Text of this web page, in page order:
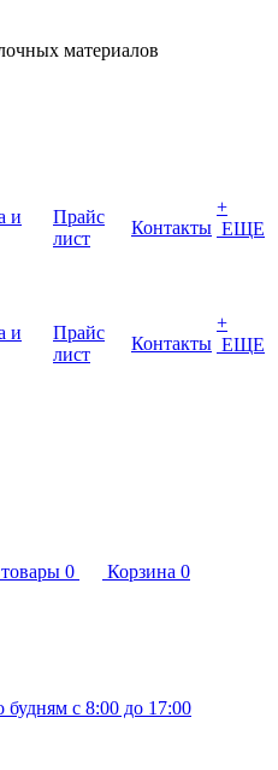
материалов
и
Прайс
лист
Контакты
+
ЕЩЕ
и
Прайс
лист
Контакты
+
ЕЩЕ
0 Корзина 0
будням с 8:00 до 17:00